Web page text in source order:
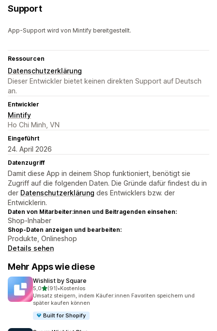
Support
App-Support wird von Mintify bereitgestellt.
Ressourcen
Datenschutzerklärung
Dieser Entwickler bietet keinen direkten Support auf Deutsch
an.
Entwickler
Mintify
Ho Chi Minh, VN
Eingeführt
24. April 2026
Datenzugriff
Damit diese App in deinem Shop funktioniert, benötigt sie
Zugriff auf die folgenden Daten. Die Gründe dafür findest du in
der Datenschutzerklärung des Entwicklers bzw. der
Entwicklerin.
Daten von Mitarbeiter:innen und Beitragenden einsehen:
Shop-Inhaber
Shop-Daten anzeigen und bearbeiten:
Produkte, Onlineshop
Details sehen
Mehr Apps wie diese
Wishlist by Square
5,0von 5 Sternen
(91)
91 Rezensionen insgesamt
•Kostenlos
Umsatz steigern, indem Käufer:innen Favoriten speichern und
später kaufen können
Built for Shopify